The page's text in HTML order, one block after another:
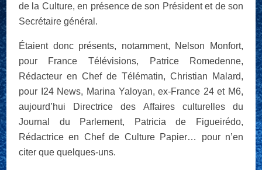
de la Culture, en présence de son Président et de son
Secrétaire général.
Étaient donc présents, notamment, Nelson Monfort,
pour France Télévisions, Patrice Romedenne,
Rédacteur en Chef de Télématin, Christian Malard,
pour I24 News, Marina Yaloyan, ex-France 24 et M6,
aujourd’hui Directrice des Affaires culturelles du
Journal du Parlement, Patricia de Figueirédo,
Rédactrice en Chef de Culture Papier… pour n’en
citer que quelques-uns.